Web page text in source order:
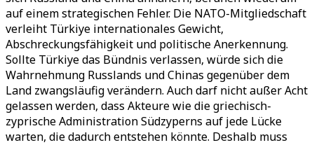
auf einem strategischen Fehler. Die NATO-Mitgliedschaft
verleiht Türkiye internationales Gewicht,
Abschreckungsfähigkeit und politische Anerkennung.
Sollte Türkiye das Bündnis verlassen, würde sich die
Wahrnehmung Russlands und Chinas gegenüber dem
Land zwangsläufig verändern. Auch darf nicht außer Acht
gelassen werden, dass Akteure wie die griechisch-
zyprische Administration Südzyperns auf jede Lücke
warten, die dadurch entstehen könnte. Deshalb muss